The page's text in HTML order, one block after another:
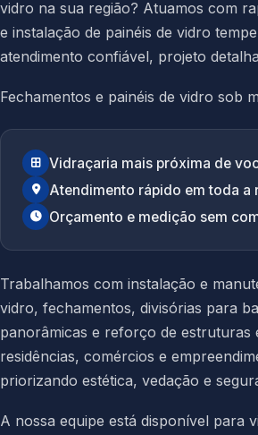
vidro na sua região? Atuamos com
e instalação de painéis de vidro
atendimento confiável, projeto
Fechamentos e painéis de vidro sob
Vidraçaria mais próxima de
Atendimento rápido em toda a
Orçamento e medição sem
Trabalhamos com instalação e
vidro, fechamentos, divisórias para
panorâmicas e reforço de estruturas
residências, comércios e
priorizando estética, vedação e
A nossa equipe está disponível para